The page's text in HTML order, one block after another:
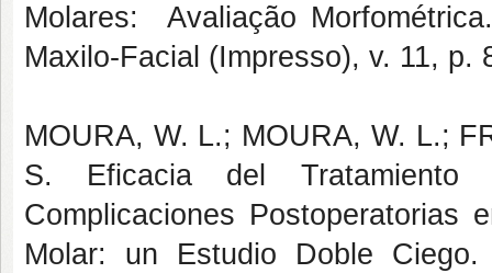
Molares: Avaliação
Maxilo-Facial (Impresso), v. 11, p.
MOURA, W. L.; MOURA, W. L.;
S. Eficacia del
Complicaciones Postoperatorias
Molar: un Estudio Doble Ciego.